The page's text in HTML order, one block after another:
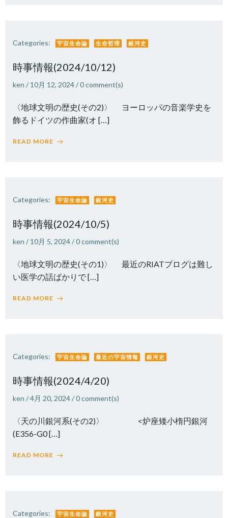
Categories: 宇宙生命論 生命哲理 銀河史
時事情報(2024/10/12)
ken / 10月 12, 2024/0comment(s)
〈地球文明の歴史(その2)〉 ヨーロッパの音楽学史を
飾るドイツの作曲家(オ […]
READ MORE
Categories: 宇宙生命論 銀河史
時事情報(2024/10/5)
ken / 10月 5, 2024/0comment(s)
〈地球文明の歴史(その1)〉 最近のRIATブログは難し
い医学の話ばかりで […]
READ MORE
Categories: 宇宙生命論 最近の宇宙情報 銀河史
時事情報(2024/4/20)
ken /4月 20, 2024/0comment(s)
〈天の川銀河系(その2)〉 <炉座矮小楕円銀河
(E356-G0 […]
READ MORE
Categories: 宇宙生命論 銀河史